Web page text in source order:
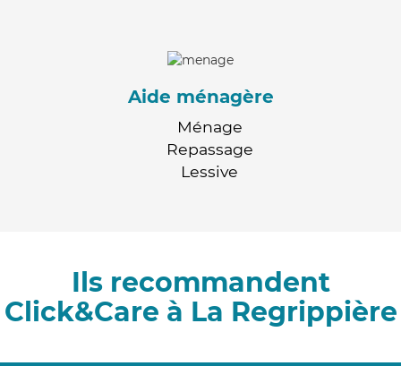
Aide ménagère
Ménage
Repassage
Lessive
Ils recommandent
Click&Care à La Regrippière